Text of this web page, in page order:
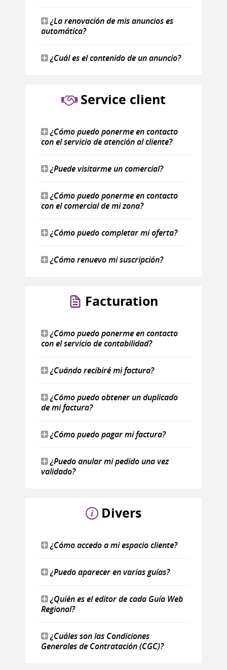
¿La renovación de mis anuncios es
automática?
¿Cuál es el contenido de un anuncio?
Service client
¿Cómo puedo ponerme en contacto
con el servicio de atención al cliente?
¿Puede visitarme un comercial?
¿Cómo puedo ponerme en contacto
con el comercial de mi zona?
¿Cómo puedo completar mi oferta?
¿Cómo renuevo mi suscripción?
Facturation
¿Cómo puedo ponerme en contacto
con el servicio de contabilidad?
¿Cuándo recibiré mi factura?
¿Cómo puedo obtener un duplicado
de mi factura?
¿Cómo puedo pagar mi factura?
¿Puedo anular mi pedido una vez
validado?
Divers
¿Cómo accedo a mi espacio cliente?
¿Puedo aparecer en varias guías?
¿Quién es el editor de cada Guía Web
Regional?
¿Cuáles son las Condiciones
Generales de Contratación (CGC)?